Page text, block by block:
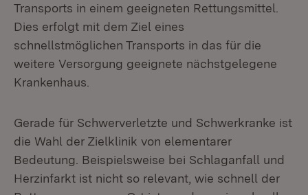
Transports in einem geeigneten Rettungsmittel.
Dies erfolgt mit dem Ziel eines
schnellstmöglichen Transports in das für die
weitere Versorgung geeignete nächstgelegene
Krankenhaus.
Gerade für Schwerverletzte und Schwerkranke ist
die Wahl der Zielklinik von elementarer
Bedeutung. Beispielsweise bei Schlaganfall und
Herzinfarkt ist nicht so relevant, wie schnell der